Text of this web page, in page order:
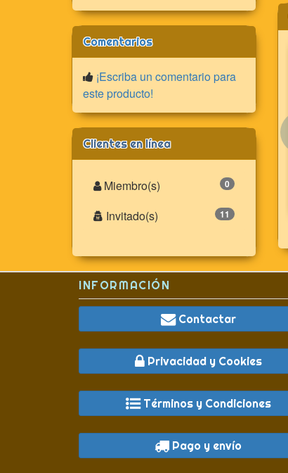
Comentarios
¡Escriba un comentario para
este producto!
Clientes en línea
0
Miembro(s)
11
Invitado(s)
INFORMACIÓN
Contactar
Privacidad y Cookies
Términos y Condiciones
Pago y envío